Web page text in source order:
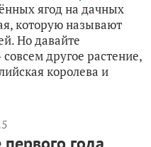
ягод на дачных
которую называют
Но давайте
другое растение,
королева и